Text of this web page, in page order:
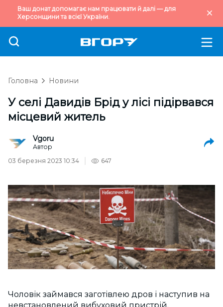
Ваш донат допомагає нам працювати й далі — для
Херсонщини та всієї України.
Головна Новини
У селі Давидів Брід у лісі підірвався
місцевий житель
Vgoru
Автор
03 березня 2023 10:34
647
Чоловік займався заготівлею дров і наступив на